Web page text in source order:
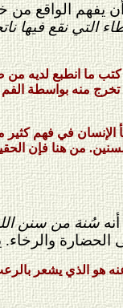
يفهم الواقع من
التي نقع فيها
ما انطبع لديه من
منه بواسطة الفم
الإنسان في فهم
من هنا فإن
سُنة من سنن
الحضارة
عنه هو الذي يشعر